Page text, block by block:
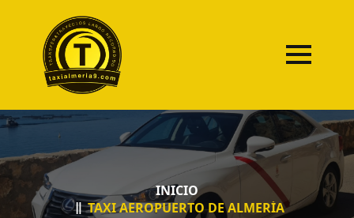
INICIO
TAXI AEROPUERTO DE ALMERÍA